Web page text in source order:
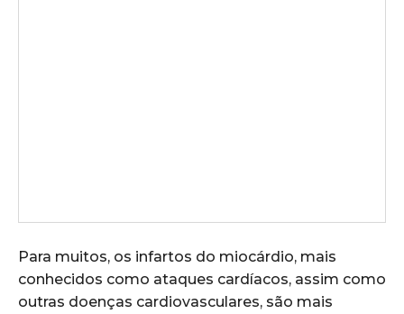
Para muitos, os infartos do miocárdio, mais
conhecidos como ataques cardíacos, assim como
outras doenças cardiovasculares, são mais